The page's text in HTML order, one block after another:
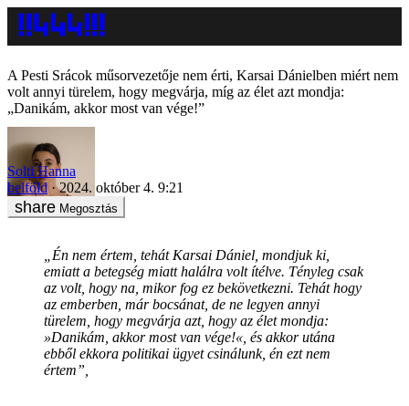
A Pesti Srácok műsorvezetője nem érti, Karsai Dánielben miért nem
volt annyi türelem, hogy megvárja, míg az élet azt mondja:
„Danikám, akkor most van vége!”
Solti Hanna
belföld
2024. október 4. 9:21
Megosztás
„Én nem értem, tehát Karsai Dániel, mondjuk ki,
emiatt a betegség miatt halálra volt ítélve. Tényleg csak
az volt, hogy na, mikor fog ez bekövetkezni. Tehát hogy
az emberben, már bocsánat, de ne legyen annyi
türelem, hogy megvárja azt, hogy az élet mondja:
»Danikám, akkor most van vége!«, és akkor utána
ebből ekkora politikai ügyet csinálunk, én ezt nem
értem”,